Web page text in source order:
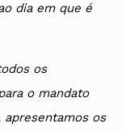
dia em que é
os
o mandato
os